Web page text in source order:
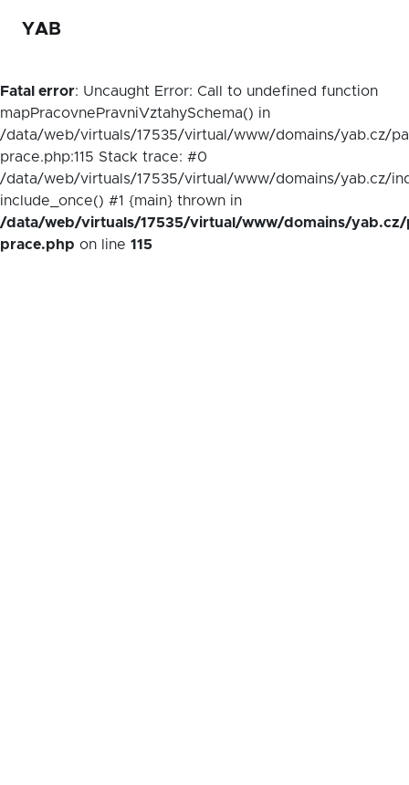
YAB
Fatal error: Uncaught Error: Call to undefined function
mapPracovnePravniVztahySchema() in
/data/web/virtuals/17535/virtual/www/domains/yab.cz/
prace.php:115 Stack trace: #0
/data/web/virtuals/17535/virtual/www/domains/yab.cz/
include_once() #1 {main} thrown in
/data/web/virtuals/17535/virtual/www/domains/yab.cz/
prace.php on line 115